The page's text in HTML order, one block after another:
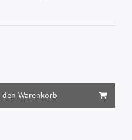
den Warenkorb